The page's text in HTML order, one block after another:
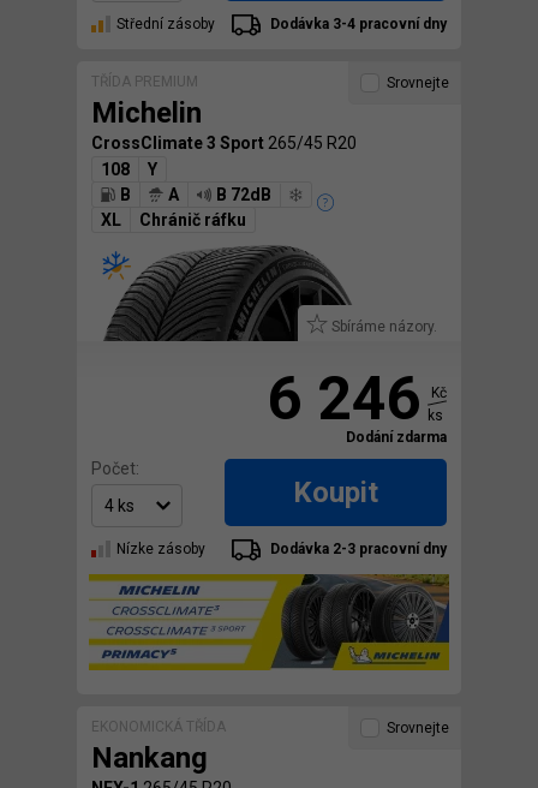
Střední zásoby Dodávka 3-4 pracovní dny
TŘÍDA PREMIUM
Michelin
CrossClimate 3 Sport 265/45 R20
108
Y
B
A
B 72dB
XL
Chránič ráfku
Sbíráme názory.
Srovnejte
6 246
Kč
ks
Dodání zdarma
Počet:
Koupit
Nízke zásoby Dodávka 2-3 pracovní dny
EKONOMICKÁ TŘÍDA
Nankang
Srovnejte